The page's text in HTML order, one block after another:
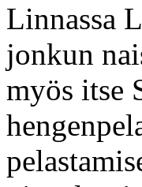
Linnassa
jonkun
myös itse